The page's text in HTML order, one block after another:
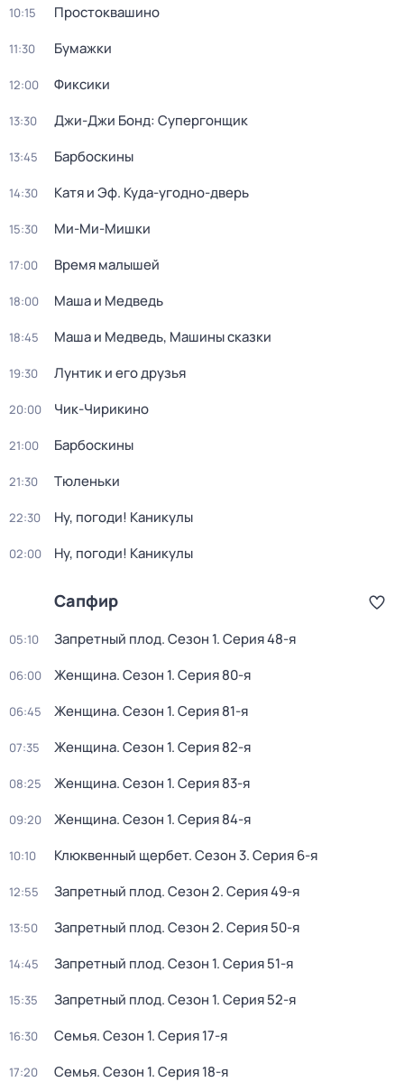
10:15 Простоквашино
11:30 Бумажки
12:00 Фиксики
13:30 Джи-Джи Бонд: Супергонщик
13:45 Барбоскины
14:30 Катя и Эф. Куда-угодно-дверь
15:30 Ми-Ми-Мишки
17:00 Время малышей
18:00 Маша и Медведь
18:45 Маша и Медведь, Машины сказки
19:30 Лунтик и его друзья
20:00 Чик-Чирикино
21:00 Барбоскины
21:30 Тюленьки
22:30 Ну, погоди! Каникулы
02:00 Ну, погоди! Каникулы
Сапфир
05:10 Запретный плод. Сезон 1. Серия 48-я
06:00 Женщина. Сезон 1. Серия 80-я
06:45 Женщина. Сезон 1. Серия 81-я
07:35 Женщина. Сезон 1. Серия 82-я
08:25 Женщина. Сезон 1. Серия 83-я
09:20 Женщина. Сезон 1. Серия 84-я
10:10 Клюквенный щербет. Сезон 3. Серия 6-я
12:55 Запретный плод. Сезон 2. Серия 49-я
13:50 Запретный плод. Сезон 2. Серия 50-я
14:45 Запретный плод. Сезон 1. Серия 51-я
15:35 Запретный плод. Сезон 1. Серия 52-я
16:30 Семья. Сезон 1. Серия 17-я
17:20 Семья. Сезон 1. Серия 18-я